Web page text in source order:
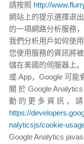
請按照 http://
網站上的提示選擇退
的一項網路分析服務
我們分析用戶如何使
您使用服務的資訊將
儲在美國的伺服器上
或 App，Google 可能
關 於 Google
動 的 更 多 資 訊 ，
https://
nalyticsjs/cookie-
Google Analytics